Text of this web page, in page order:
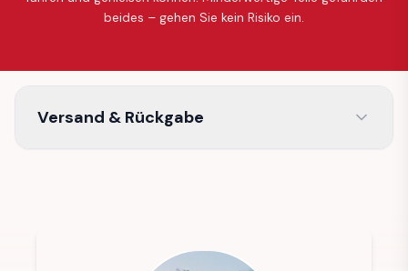
beides – gehen Sie kein Risiko ein.
Versand & Rückgabe